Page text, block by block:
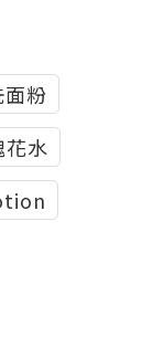
面粉
花水